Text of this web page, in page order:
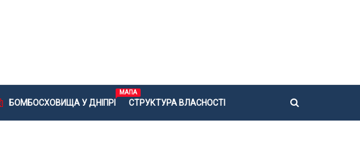
БОМБОСХОВИЩА У ДНІПРІ
МАПА
СТРУКТУРА ВЛАСНОСТІ